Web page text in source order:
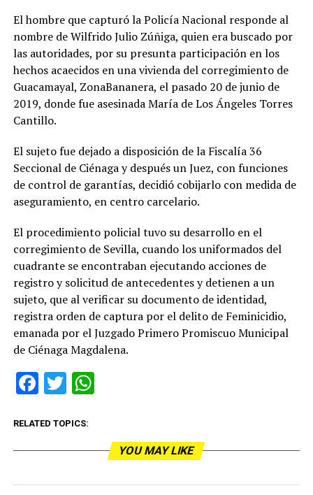
El hombre que capturó la Policía Nacional responde al
nombre de Wilfrido Julio Zúñiga, quien era buscado por
las autoridades, por su presunta participación en los
hechos acaecidos en una vivienda del corregimiento de
Guacamayal, ZonaBananera, el pasado 20 de junio de
2019, donde fue asesinada María de Los Ángeles Torres
Cantillo.
El sujeto fue dejado a disposición de la Fiscalía 36
Seccional de Ciénaga y después un Juez, con funciones
de control de garantías, decidió cobijarlo con medida de
aseguramiento, en centro carcelario.
El procedimiento policial tuvo su desarrollo en el
corregimiento de Sevilla, cuando los uniformados del
cuadrante se encontraban ejecutando acciones de
registro y solicitud de antecedentes y detienen a un
sujeto, que al verificar su documento de identidad,
registra orden de captura por el delito de Feminicidio,
emanada por el Juzgado Primero Promiscuo Municipal
de Ciénaga Magdalena.
Facebook
Twitter
RELATED TOPICS:
YOU MAY LIKE